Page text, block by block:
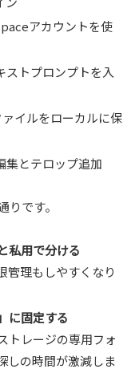
アカウントを使
ストプロンプトを入
イルをローカルに保
とテロップ追加
です。
私用で分ける
管理もしやすくなり
に固定する
トレージの専用フォ
しの時間が激減しま